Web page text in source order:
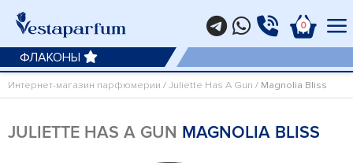
0
ФЛАКОНЫ
Интернет-магазин парфюмерии /Juliette Has A Gun / Magnolia Bliss
JULIETTE HAS A GUN MAGNOLIA BLISS